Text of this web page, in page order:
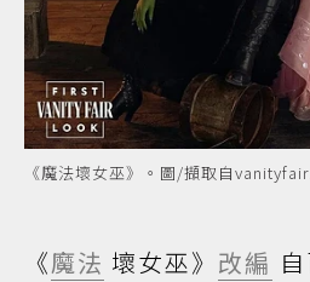
《魔法壞女巫》。圖/擷取自
《魔法 壞女巫》 改編